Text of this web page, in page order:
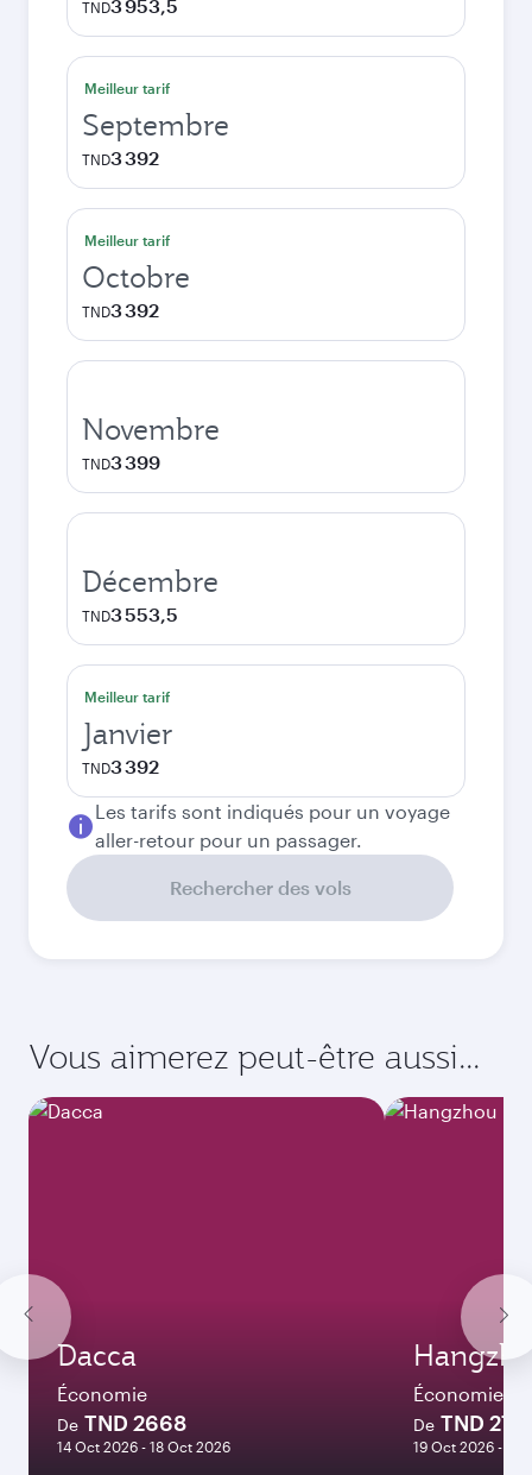
TND3 953,5
Meilleur tarif
Septembre
TND3 392
Meilleur tarif
Octobre
TND3 392
Novembre
TND3 399
Décembre
TND3 553,5
Meilleur tarif
Janvier
TND3 392
Les tarifs sont indiqués pour un voyage
aller-retour pour un passager.
Rechercher des vols
Vous aimerez peut-être aussi...
Dacca
Économie
De TND 2668
14 Oct 2026 - 18 Oct 2026
Économie
De TND
19 Oct 2026 - 22